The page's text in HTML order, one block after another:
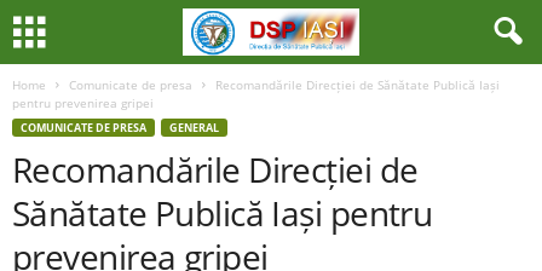
Home Comunicate de presa
Recomandările Direcției de Sănătate Publică Iași
pentru prevenirea gripei
COMUNICATE DE PRESA GENERAL
Recomandările Direcției de
Sănătate Publică Iași pentru
prevenirea gripei